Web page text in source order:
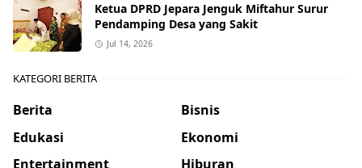
Ketua DPRD Jepara Jenguk Miftahur Surur
Pendamping Desa yang Sakit
Jul 14, 2026
KATEGORI BERITA
Berita
Bisnis
Edukasi
Ekonomi
Entertainment
Hiburan